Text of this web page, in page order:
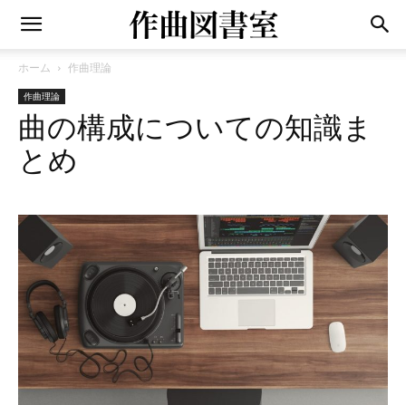
ホーム 作曲理論
作曲理論
曲の構成についての知識ま
とめ